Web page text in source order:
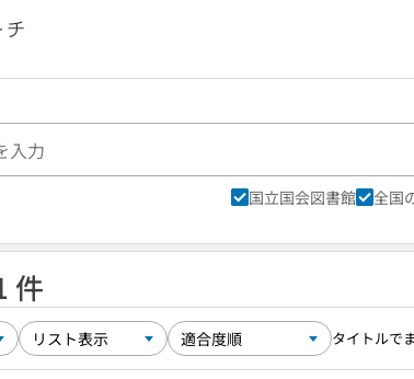
国立国会図書館 全国
件
タイトルで